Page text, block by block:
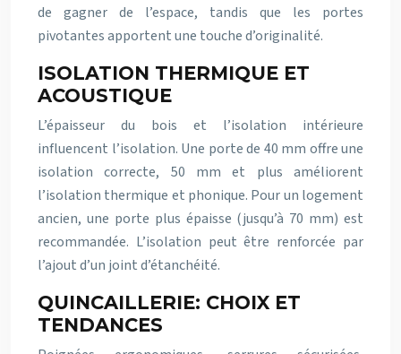
de gagner de l’espace, tandis que les portes
pivotantes apportent une touche d’originalité.
ISOLATION THERMIQUE ET
ACOUSTIQUE
L’épaisseur du bois et l’isolation intérieure
influencent l’isolation. Une porte de 40 mm offre une
isolation correcte, 50 mm et plus améliorent
l’isolation thermique et phonique. Pour un logement
ancien, une porte plus épaisse (jusqu’à 70 mm) est
recommandée. L’isolation peut être renforcée par
l’ajout d’un joint d’étanchéité.
QUINCAILLERIE: CHOIX ET
TENDANCES